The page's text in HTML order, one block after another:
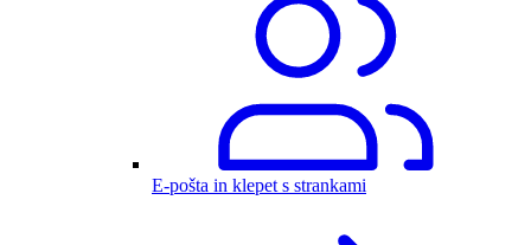
E-pošta in klepet s strankami